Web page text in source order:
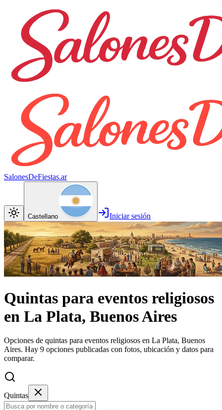
SalonesDeFiestas.ar
Castellano Iniciar sesión
Quintas para eventos religiosos
en La Plata, Buenos Aires
Opciones de quintas para eventos religiosos en La Plata, Buenos
Aires. Hay 9 opciones publicadas con fotos, ubicación y datos para
comparar.
Quintas